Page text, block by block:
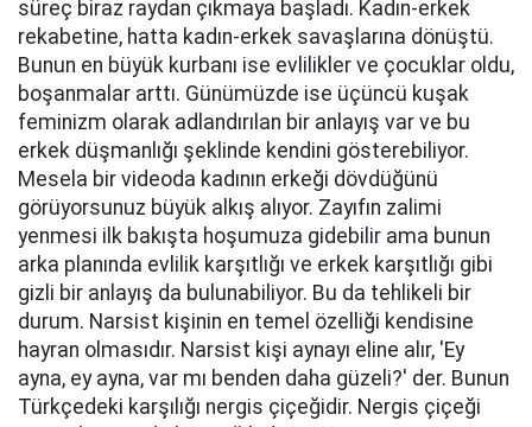
süreç biraz raydan çıkmaya başladı. Kadın-erkek
rekabetine, hatta kadın-erkek savaşlarına dönüştü.
Bunun en büyük kurbanı ise evlilikler ve çocuklar oldu,
boşanmalar arttı. Günümüzde ise üçüncü kuşak
feminizm olarak adlandırılan bir anlayış var ve bu
erkek düşmanlığı şeklinde kendini gösterebiliyor.
Mesela bir videoda kadının erkeği dövdüğünü
görüyorsunuz büyük alkış alıyor. Zayıfın zalimi
yenmesi ilk bakışta hoşumuza gidebilir ama bunun
arka planında evlilik karşıtlığı ve erkek karşıtlığı gibi
gizli bir anlayış da bulunabiliyor. Bu da tehlikeli bir
durum. Narsist kişinin en temel özelliği kendisine
hayran olmasıdır. Narsist kişi aynayı eline alır, 'Ey
ayna, ey ayna, var mı benden daha güzeli?' der. Bunun
Türkçedeki karşılığı nergis çiçeğidir. Nergis çiçeği